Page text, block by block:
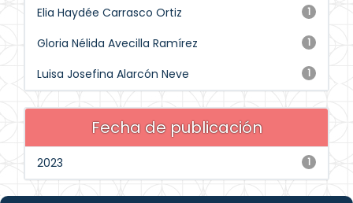
1
Elia Haydée Carrasco Ortiz
1
Gloria Nélida Avecilla Ramírez
1
Luisa Josefina Alarcón Neve
Fecha de publicación
1
2023